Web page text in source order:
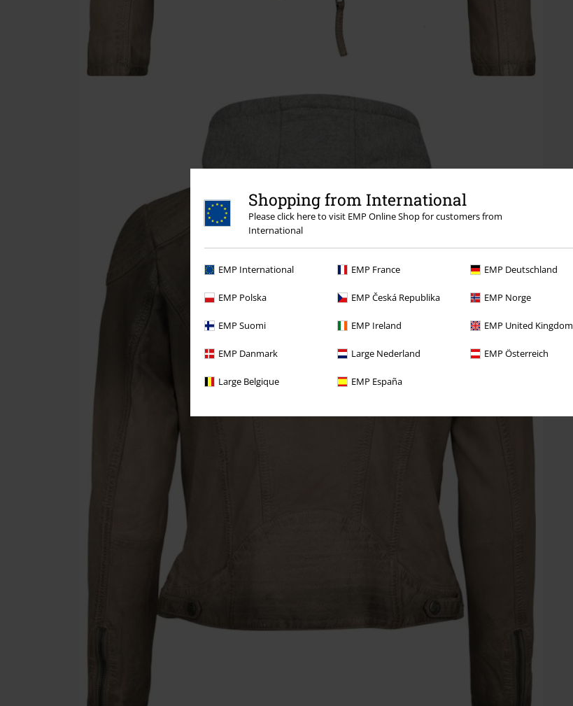
Shopping from International
Please click here to visit EMP Online Shop for customers from
International
EMP International EMP France EMP Deutschland
EMP Polska EMP Česká Republika EMP Norge
EMP Suomi EMP Ireland EMP United Kingdom
EMP Danmark Large Nederland EMP Österreich
Large Belgique EMP España